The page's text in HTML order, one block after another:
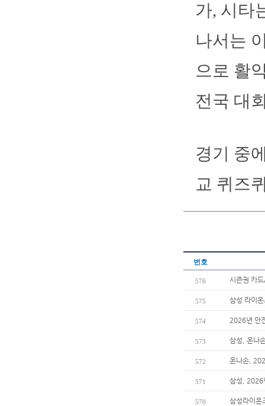
가, 시타
나서는
으로 활
전국 대
경기 중
교 퀴즈
번호
576 시즌권 카
575 삼성 라이
574 2026년 안
573 삼성, 온나
572 온나손,
571 삼성, 2026
570 삼성라이온